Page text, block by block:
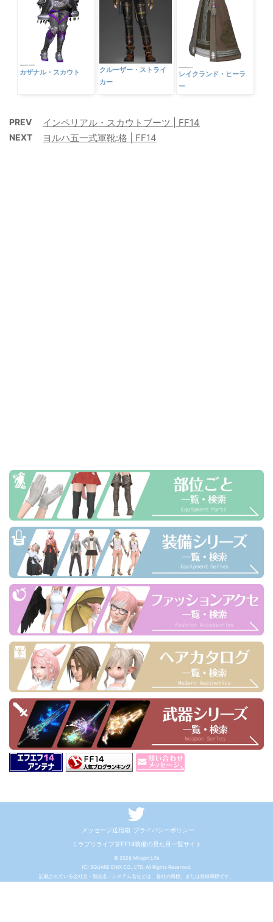
カザナル・スカウト
クルーザー・ストライ
カー
レイクランド・ヒーラ
ー
PREV インペリアル・スカウトブーツ | FF14
NEXT ヨルハ五一式軍靴:格 | FF14
メッセージ送信箱 プライバシーポリシー
ミラプリライフ👗FF14装備の見た目一覧サイト
© 2026 Mirapri Life
(C) SQUARE ENIX CO., LTD. All Rights Reserved.
記載されている会社名・製品名・システム名などは、各社の商標、または登録商標です。